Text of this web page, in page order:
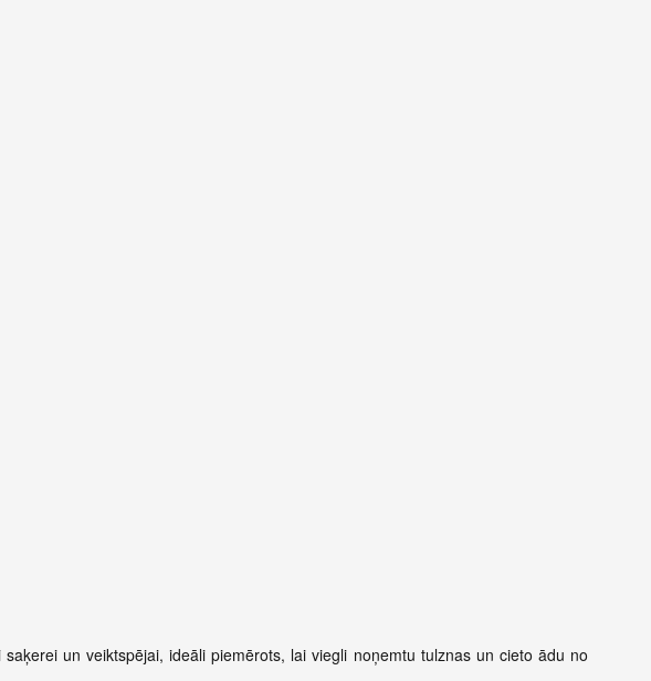
un veiktspējai, ideāli piemērots, lai viegli noņemtu tulznas un cieto ādu no